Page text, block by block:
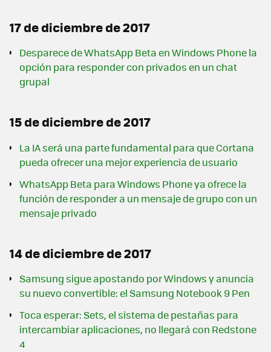
17 de diciembre de 2017
Desparece de WhatsApp Beta en Windows Phone la
opción para responder con privados en un chat
grupal
15 de diciembre de 2017
La IA será una parte fundamental para que Cortana
pueda ofrecer una mejor experiencia de usuario
WhatsApp Beta para Windows Phone ya ofrece la
función de responder a un mensaje de grupo con un
mensaje privado
14 de diciembre de 2017
Samsung sigue apostando por Windows y anuncia
su nuevo convertible: el Samsung Notebook 9 Pen
Toca esperar: Sets, el sistema de pestañas para
intercambiar aplicaciones, no llegará con Redstone
4